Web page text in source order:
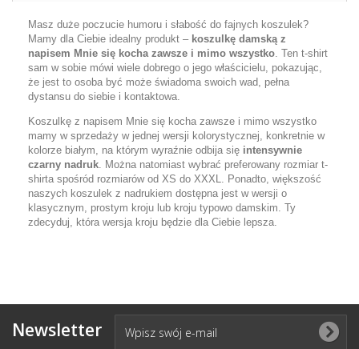
Masz duże poczucie humoru i słabość do fajnych koszulek?
Mamy dla Ciebie idealny produkt – koszulkę damską z
napisem Mnie się kocha zawsze i mimo wszystko . Ten t-shirt
sam w sobie mówi wiele dobrego o jego właścicielu, pokazując,
że jest to osoba być może świadoma swoich wad, pełna
dystansu do siebie i kontaktowa.
Koszulkę z napisem Mnie się kocha zawsze i mimo wszystko
mamy w sprzedaży w jednej wersji kolorystycznej, konkretnie w
kolorze białym, na którym wyraźnie odbija się intensywnie
czarny nadruk . Można natomiast wybrać preferowany rozmiar t-
shirta spośród rozmiarów od XS do XXXL. Ponadto, większość
naszych koszulek z nadrukiem dostępna jest w wersji o
klasycznym, prostym kroju lub kroju typowo damskim. Ty
zdecyduj, która wersja kroju będzie dla Ciebie lepsza.
Newsletter